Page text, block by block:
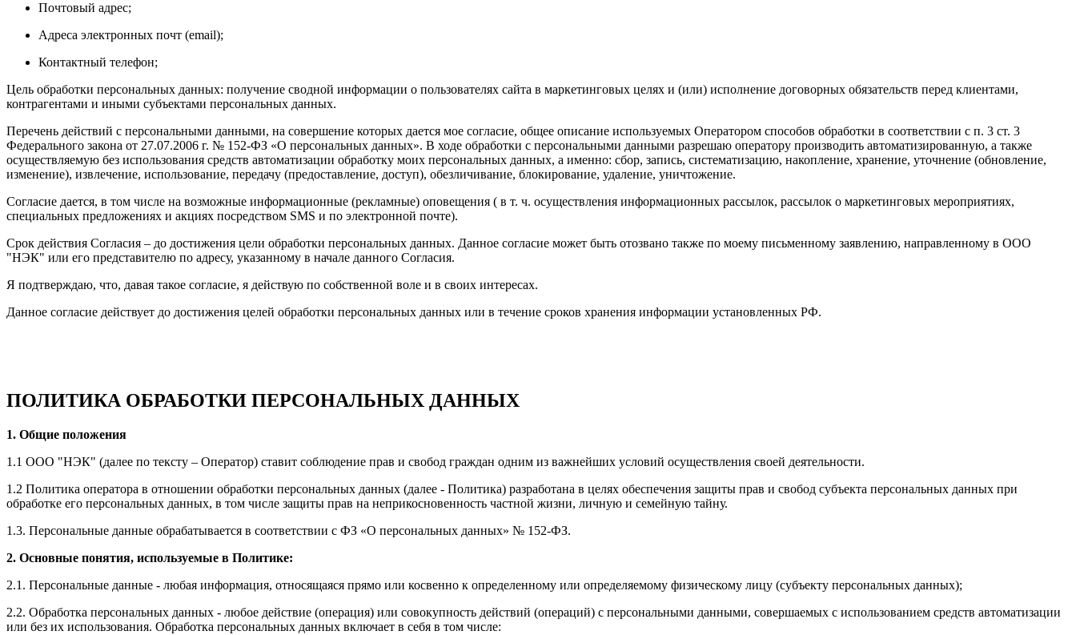
Почтовый адрес;
Адреса электронных почт (email);
Контактный телефон;
Цель обработки персональных данных: получение сводной информации о пользователях сайта в маркетинговых целях и (или) исполнение договорных обязательств перед клиентами,
контрагентами и иными субъектами персональных данных.
Перечень действий с персональными данными, на совершение которых дается мое согласие, общее описание используемых Оператором способов обработки в соответствии с п. 3 ст. 3
Федерального закона от 27.07.2006 г. № 152-ФЗ «О персональных данных». В ходе обработки с персональными данными разрешаю оператору производить автоматизированную, а также
осуществляемую без использования средств автоматизации обработку моих персональных данных, а именно: сбор, запись, систематизацию, накопление, хранение, уточнение (обновление,
изменение), извлечение, использование, передачу (предоставление, доступ), обезличивание, блокирование, удаление, уничтожение.
Согласие дается, в том числе на возможные информационные (рекламные) оповещения ( в т. ч. осуществления информационных рассылок, рассылок о маркетинговых мероприятиях,
специальных предложениях и акциях посредством SMS и по электронной почте).
Срок действия Согласия – до достижения цели обработки персональных данных. Данное согласие может быть отозвано также по моему письменному заявлению, направленному в ООО
"НЭК" или его представителю по адресу, указанному в начале данного Согласия.
Я подтверждаю, что, давая такое согласие, я действую по собственной воле и в своих интересах.
Данное согласие действует до достижения целей обработки персональных данных или в течение сроков хранения информации установленных РФ.
ПОЛИТИКА ОБРАБОТКИ ПЕРСОНАЛЬНЫХ ДАННЫХ
1. Общие положения
1.1 ООО "НЭК" (далее по тексту – Оператор) ставит соблюдение прав и свобод граждан одним из важнейших условий осуществления своей деятельности.
1.2 Политика оператора в отношении обработки персональных данных (далее - Политика) разработана в целях обеспечения защиты прав и свобод субъекта персональных данных при
обработке его персональных данных, в том числе защиты прав на неприкосновенность частной жизни, личную и семейную тайну.
1.3. Персональные данные обрабатывается в соответствии с ФЗ «О персональных данных» № 152-ФЗ.
2. Основные понятия, используемые в Политике:
2.1. Персональные данные - любая информация, относящаяся прямо или косвенно к определенному или определяемому физическому лицу (субъекту персональных данных);
2.2. Обработка персональных данных - любое действие (операция) или совокупность действий (операций) с персональными данными, совершаемых с использованием средств автоматизации
или без их использования. Обработка персональных данных включает в себя в том числе: